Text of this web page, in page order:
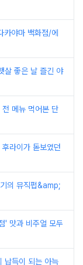
야마 백화점/에
살 좋은 날 즐긴 야
메뉴 먹어본 단
라이가 돋보였던
의 뮤직펍&amp;
' 맛과 비주얼 모두
납득이 되는 아늑